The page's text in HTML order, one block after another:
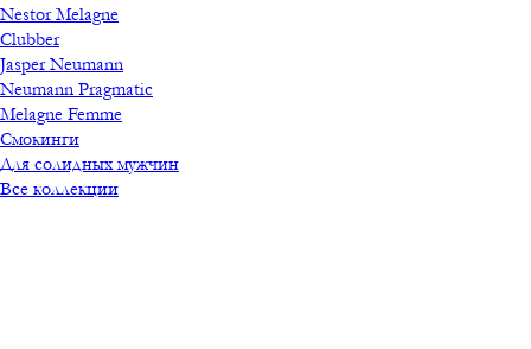
Nestor Melagne
Clubber
Jasper Neumann
Neumann Pragmatic
Melagne Femme
Смокинги
Для солидных мужчин
Все коллекции